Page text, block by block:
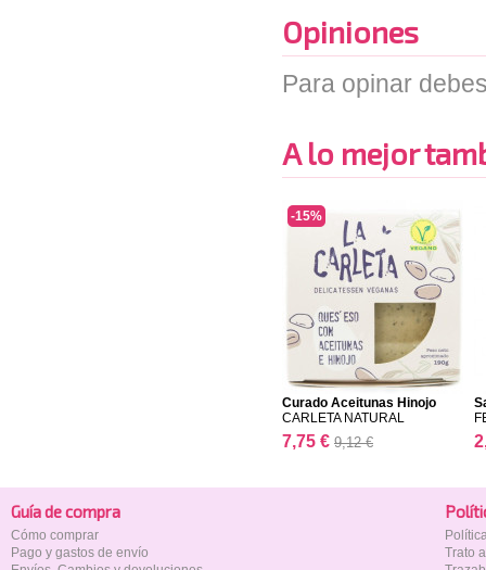
Opiniones
Para opinar
A lo mejor
Curado Aceitunas Hinojo
CARLETA NATURAL
7,75 € 9,12 €
-15%
Guía de compra
Cómo comprar
Pago y gastos de envío
Trato